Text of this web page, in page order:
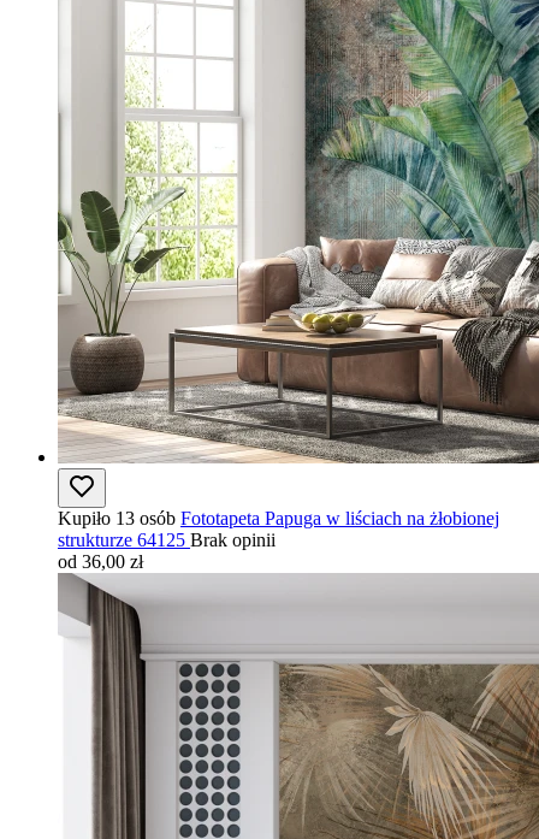
Kupiło 13 osób Fototapeta Papuga w liściach na żłobionej
strukturze 64125 Brak opinii
od 36,00 zł